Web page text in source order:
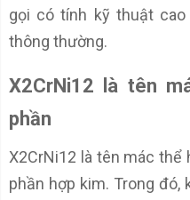
gọi có tính kỹ thuật
thông thường.
X2CrNi12 là tên
phần
X2CrNi12 là tên mác
phần hợp kim. Trong